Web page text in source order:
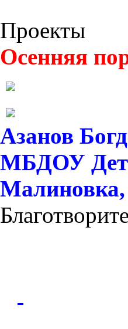
Проекты
Осенняя
Азанов
МБДОУ
Малиновка,